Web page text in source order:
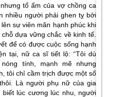
tổ ấm của vợ chồng ca
nhiều người phải ghen tỵ bởi
sự viên mãn hạnh phúc khi
dựa vững chắc về kinh tế.
để có được cuộc sống hạnh
tại, nữ ca sĩ tiết lộ: “Tôi dù
tính, mạnh mẽ nhưng
tôi chỉ cầm trịch được một số
Là người phụ nữ của gia
biết lúc cương lúc nhu, người